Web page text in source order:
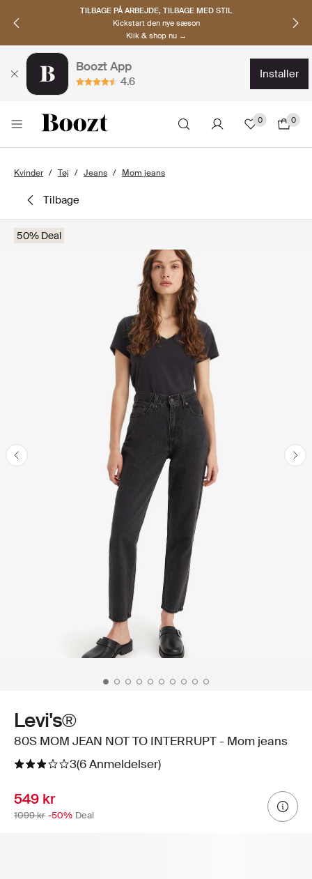
TILBAGE PÅ ARBEJDE, TILBAGE MED STIL
Kickstart den nye sæson
Klik & shop nu →
Boozt App
4.6
installer
0 0
Kvinder Tøj Jeans Mom jeans
tilbage
50% Deal
Levi's®
80S MOM JEAN NOT TO INTERRUPT - Mom jeans
3(6 Anmeldelser)
549 kr
1099 kr -50% Deal